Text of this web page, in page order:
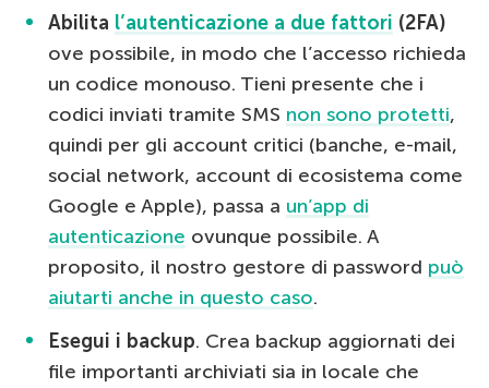
Abilita l’autenticazione a due fattori (2FA)
ove possibile, in modo che l’accesso richieda
un codice monouso. Tieni presente che i
codici inviati tramite SMS non sono protetti,
quindi per gli account critici (banche, e-mail,
social network, account di ecosistema come
Google e Apple), passa a un’app di
autenticazione ovunque possibile. A
proposito, il nostro gestore di password può
aiutarti anche in questo caso.
Esegui i backup. Crea backup aggiornati dei
file importanti archiviati sia in locale che